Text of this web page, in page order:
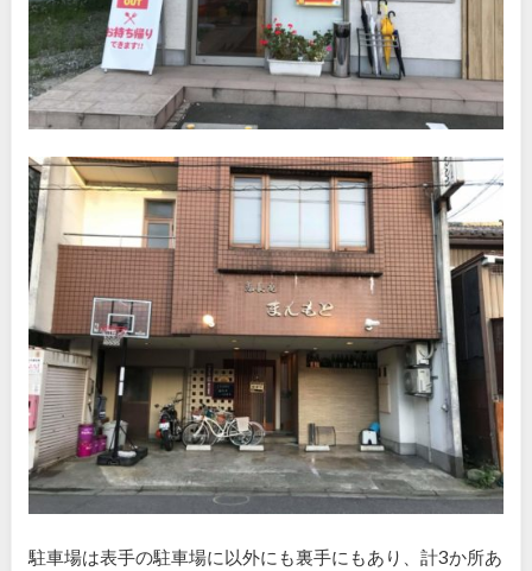
駐車場は表手の駐車場に以外にも裏手にもあり、計3か所あ